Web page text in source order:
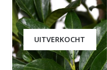
UITVERKOCHT